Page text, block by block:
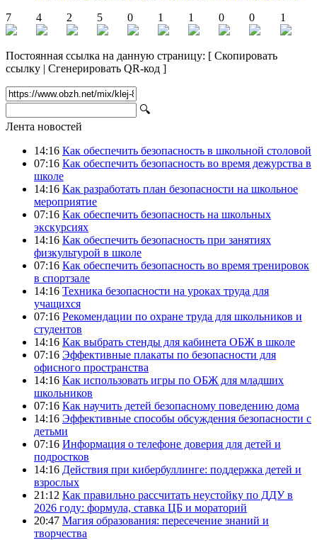
7
4 2 5 0 1 1 0 0 1
Постоянная ссылка на данную страницу: [ Скопировать
ссылку | Сгенерировать QR-код ]
🔍
Лента новостей
14:16 Как обеспечить безопасность в школьной столовой
07:16 Как обеспечить безопасность во время дежурства в
школе
14:16 Как разработать план безопасности на школьное
мероприятие
07:16 Как обеспечить безопасность на школьных
экскурсиях
14:16 Как обеспечить безопасность при занятиях
физкультурой в школе
07:16 Как обеспечить безопасность во время тренировок
в спортзале
14:16 Техника безопасности на уроках труда для
учащихся
07:16 Рекомендации по охране труда для школьников и
студентов
14:16 Как выбрать стенды для кабинета ОБЖ в школе
07:16 Эффективные плакаты по безопасности для
офисного пространства
14:16 Как использовать игры по ОБЖ для младших
школьников
07:16 Как научить детей безопасному поведению дома
14:16 Эффективные способы обсуждения безопасности с
детьми
07:16 Информация о телефоне доверия для детей и
подростков
14:16 Действия при кибербуллинге: поддержка детей и
взрослых
21:12 Как правильно рассчитать неустойку по ДДУ в
2026 году: формула, ставка ЦБ и мораторий
20:47 Магия образования: пересечение знаний и
творчества